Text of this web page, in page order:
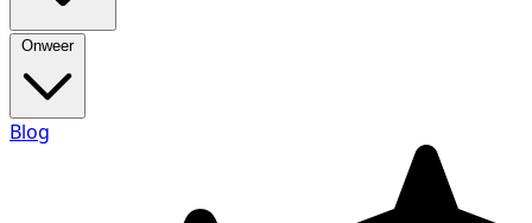
Onweer
Blog